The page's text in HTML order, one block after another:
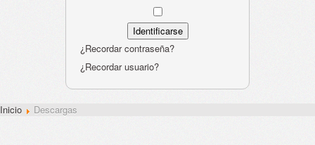
¿Recordar contraseña?
¿Recordar usuario?
Inicio Descargas